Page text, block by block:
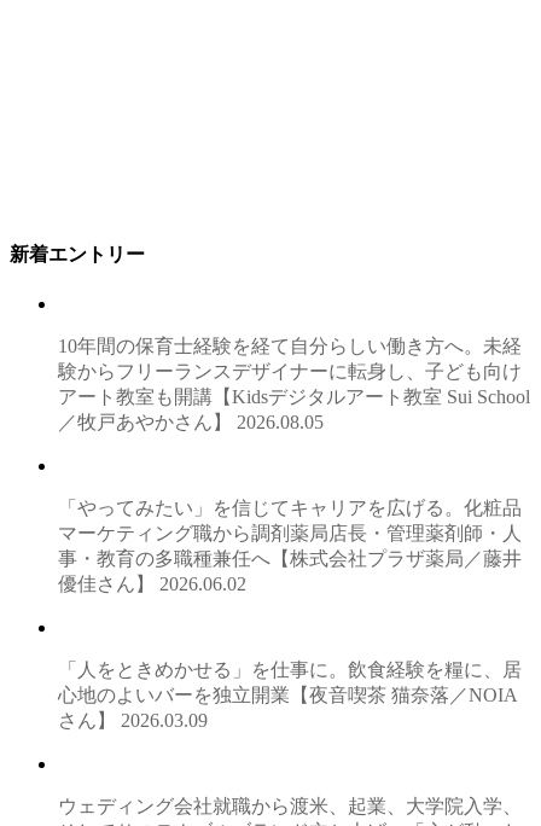
新着エントリー
10年間の保育士経験を経て自分らしい働き方へ。未経
験からフリーランスデザイナーに転身し、子ども向け
アート教室も開講【Kidsデジタルアート教室 Sui School
／牧戸あやかさん】 2026.08.05
「やってみたい」を信じてキャリアを広げる。化粧品
マーケティング職から調剤薬局店長・管理薬剤師・人
事・教育の多職種兼任へ【株式会社プラザ薬局／藤井
優佳さん】 2026.06.02
「人をときめかせる」を仕事に。飲食経験を糧に、居
心地のよいバーを独立開業【夜音喫茶 猫奈落／NOIA
さん】 2026.03.09
ウェディング会社就職から渡米、起業、大学院入学、